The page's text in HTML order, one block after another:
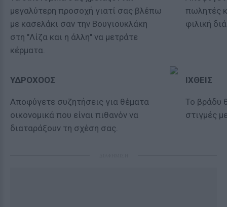
μεγαλύτερη προσοχή γιατί σας βλέπω
με κασελάκι σαν την Βουγιουκλάκη
στη "Λίζα και η άλλη" να μετράτε
κέρματα.
πωλητές
φιλική
ΥΔΡΟΧΟΟΣ
Αποφύγετε συζητήσεις για θέματα
οικονομικά που είναι πιθανόν να
διαταράξουν τη σχέση σας.
ΙΧΘΕΙΣ
Το βράδυ
στιγμές